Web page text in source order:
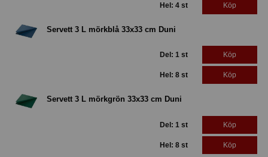
Hel: 4 st Köp
Servett 3 L mörkblå 33x33 cm Duni
Del: 1 st Köp
Hel: 8 st Köp
Servett 3 L mörkgrön 33x33 cm Duni
Del: 1 st Köp
Hel: 8 st Köp